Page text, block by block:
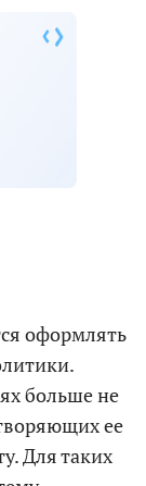
оформлять
больше не
ее
Для таких